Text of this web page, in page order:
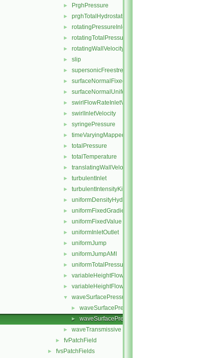
► PrghPressure
► prghTotalHydrostaticPressure
► rotatingPressureInletOutletVelocity
► rotatingTotalPressure
► rotatingWallVelocity
► slip
► supersonicFreestream
► surfaceNormalFixedValue
► surfaceNormalUniformFixedValue
► swirlFlowRateInletVelocity
► swirlInletVelocity
► syringePressure
► timeVaryingMappedFixedValue
► totalPressure
► totalTemperature
► translatingWallVelocity
► turbulentInlet
► turbulentIntensityKineticEnergyInlet
► uniformDensityHydrostaticPressure
► uniformFixedGradient
► uniformFixedValue
► uniformInletOutlet
► uniformJump
► uniformJumpAMI
► uniformTotalPressure
► variableHeightFlowRate
► variableHeightFlowRateInletVelocity
▼ waveSurfacePressure
► waveSurfacePressureFvPatchScalarField.C
► waveSurfacePressureFvPatchScalarField.H
► waveTransmissive
► fvPatchField
► fvsPatchFields